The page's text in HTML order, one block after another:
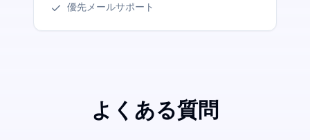
優先メールサポート
よくある質問